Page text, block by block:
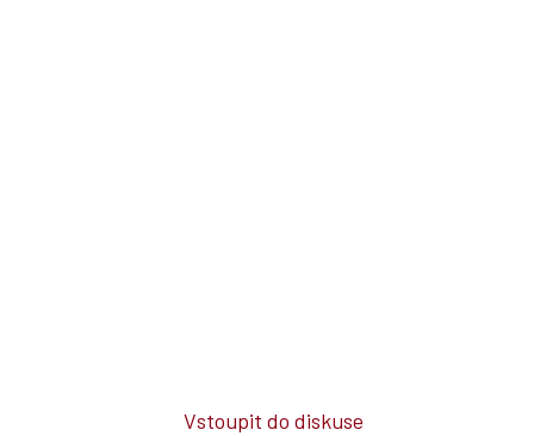
Vstoupit do diskuse